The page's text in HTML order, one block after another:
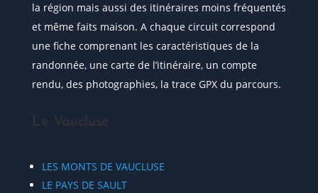
la région mais aussi des itinéraires moins fréquentés
et même faits maison. A chaque circuit correspond
une fiche comprenant les caractéristiques de la
randonnée, une carte de l’itinéraire, un compte
rendu, des photographies, la trace GPX du parcours.
Le Vaucluse
LES MONTS DE VAUCLUSE
LE PAYS DE SAULT